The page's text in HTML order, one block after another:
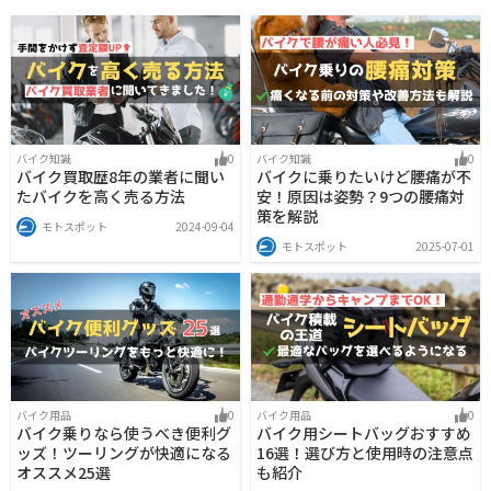
バイク知識 0
バイク買取歴8年の業者に聞い
たバイクを高く売る方法
モトスポット 2024-09-04
バイク知識 0
バイクに乗りたいけど腰痛が不
安！原因は姿勢？9つの腰痛対
策を解説
モトスポット 2025-07-01
バイク用品 0
バイク乗りなら使うべき便利グ
ッズ！ツーリングが快適になる
オススメ25選
バイク用品 0
バイク用シートバッグおすすめ
16選！選び方と使用時の注意点
も紹介